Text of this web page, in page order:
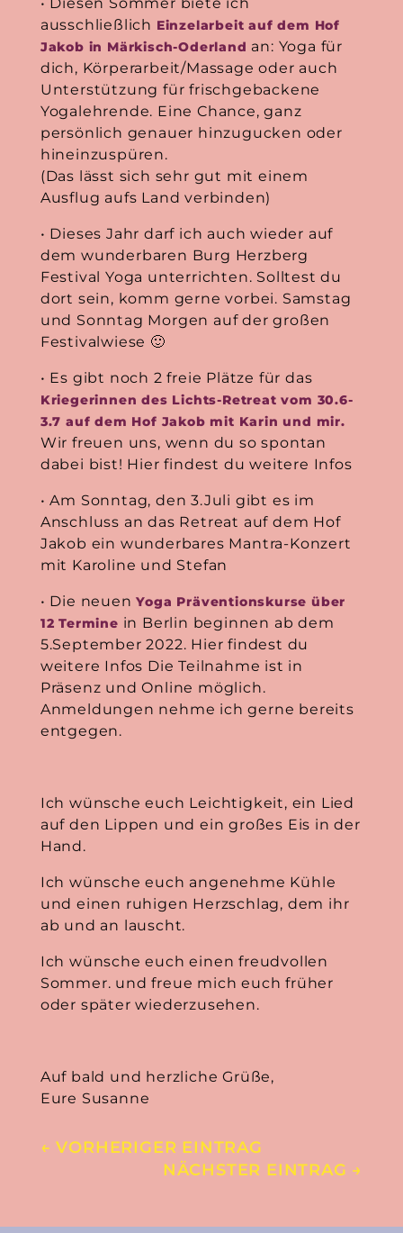
ausschließlich Einzelarbeit auf dem Hof
Jakob in Märkisch-Oderland an: Yoga für
dich, Körperarbeit/Massage oder auch
Unterstützung für frischgebackene
Yogalehrende. Eine Chance, ganz
persönlich genauer hinzugucken oder
hineinzuspüren.
(Das lässt sich sehr gut mit einem
Ausflug aufs Land verbinden)
• Dieses Jahr darf ich auch wieder auf
dem wunderbaren Burg Herzberg
Festival Yoga unterrichten. Solltest du
dort sein, komm gerne vorbei. Samstag
und Sonntag Morgen auf der großen
Festivalwiese 🙂
• Es gibt noch 2 freie Plätze für das
Kriegerinnen des Lichts-Retreat vom 30.6-
3.7 auf dem Hof Jakob mit Karin und mir.
Wir freuen uns, wenn du so spontan
dabei bist! Hier findest du weitere Infos
• Am Sonntag, den 3.Juli gibt es im
Anschluss an das Retreat auf dem Hof
Jakob ein wunderbares Mantra-Konzert
mit Karoline und Stefan
• Die neuenYoga Präventionskurse über
12 Termine in Berlin beginnen ab dem
5.September 2022. Hier findest du
weitere Infos Die Teilnahme ist in
Präsenz und Online möglich.
Anmeldungen nehme ich gerne bereits
entgegen.
Ich wünsche euch Leichtigkeit, ein Lied
auf den Lippen und ein großes Eis in der
Hand.
Ich wünsche euch angenehme Kühle
und einen ruhigen Herzschlag, dem ihr
ab und an lauscht.
Ich wünsche euch einen freudvollen
Sommer. und freue mich euch früher
oder später wiederzusehen.
Auf bald und herzliche Grüße,
Eure Susanne
←VORHERIGER EINTRAG
NÄCHSTER EINTRAG →